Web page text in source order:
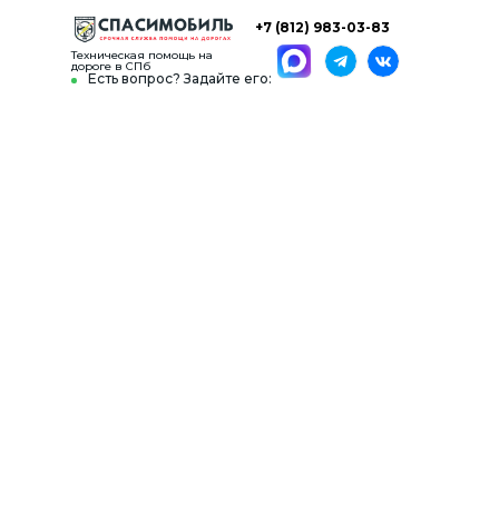
Есть вопрос? Задайте его:
+7 (812) 983-03-83
Техническая помощь на
дороге в СПб